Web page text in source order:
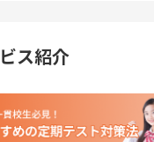
ス紹介